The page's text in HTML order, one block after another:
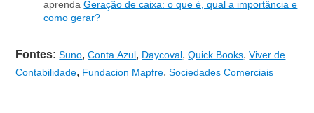
aprendaGeração de caixa: o que é, qual a importância e
como gerar?
Fontes: Suno,Conta Azul, Daycoval,Quick Books,Viver de
Contabilidade, Fundacion Mapfre,Sociedades Comerciais